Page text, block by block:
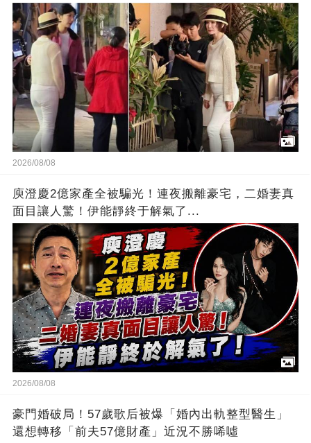
2026/08/08
庾澄慶2億家產全被騙光！連夜搬離豪宅，二婚妻真
面目讓人驚！伊能靜終于解氣了...
2026/08/08
豪門婚破局！57歲歌后被爆「婚內出軌整型醫生」
還想轉移「前夫57億財產」近況不勝唏噓